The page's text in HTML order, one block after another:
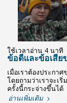
ใช้เวลาอ่าน 4 นาที
ข้อดีและข้อเสีย
เมื่อเราต้องประกา
โดยถามว่าเราจะเ
ครั้งนี้กระจ่างขึ้นได้
อ่านเพิ่มเติม